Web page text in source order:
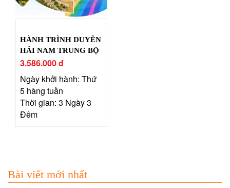
HÀNH TRÌNH DUYÊN
HẢI NAM TRUNG BỘ
3.586.000 đ
Ngày khởi hành: Thứ
5 hàng tuần
Thời gian: 3 Ngày 3
Đêm
Bài viết mới nhất